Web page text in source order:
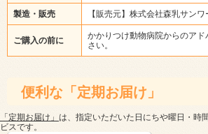
製造・販売 【販売元】株式会社森乳サンワ
ご購入の前に
かかりつけ動物病院からのア
さい。
便利な「定期お届け」
「定期お届け」 は、指定いただいた日にちや曜日・時
ビスです。